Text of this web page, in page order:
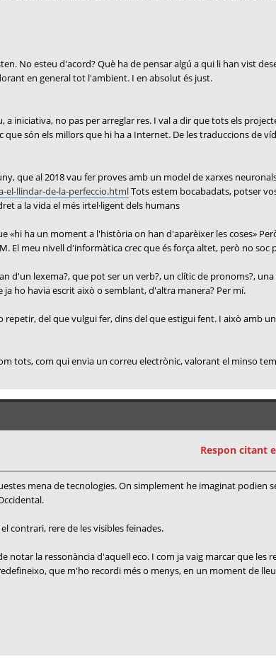
No esteu d'acord? Què ha de pensar algú a qui li han vist
en general tot l'ambient. I en absolut és just.
iniciativa, no pas per arreglar res. I val a dir que tots els
són els millors que hi ha a Internet. De les traduccions de
que al 2018 vau fer proves amb un model de xarxes
el-llindar-de-la-perfeccio.htmlTots estem bocabadats, potser
a la vida el més irtel·ligent dels humans
«hi ha un moment a l'història on han d'aparèixer les coses»
El meu nivell d'informàtica crec que és força altet, però no soc
d'un lexema?, que pot ser un verb?, un clític de pronoms?,
ho havia escrit això o semblant, d'altra manera? Per mí.
del que vulgui fer, dins del que estigui fent. I això amb
tots, com qui envia un correu electrònic, valorant el minso
Respon citant
mena de tecnologies. On simplement he imaginat podien
contrari, rere de les visibles feinades.
notar la ressonància d'aquell eco. I com ja vaig marcar que les
que m'ho recordi més o menys, en un moment de